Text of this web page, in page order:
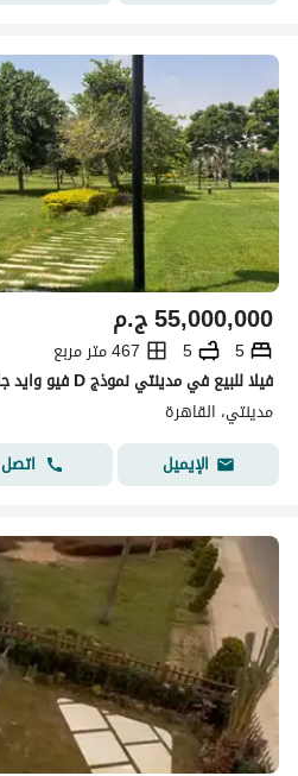
ج.م55,000,000
5
5
467 متر مربع
مدينتي، القاهرة
الإيميل
اتصل